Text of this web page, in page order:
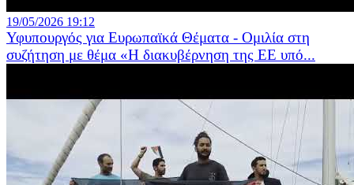
19/05/2026 19:12
Υφυπουργός για Ευρωπαϊκά Θέματα - Ομιλία στη
συζήτηση με θέμα «Η διακυβέρνηση της ΕΕ υπό...